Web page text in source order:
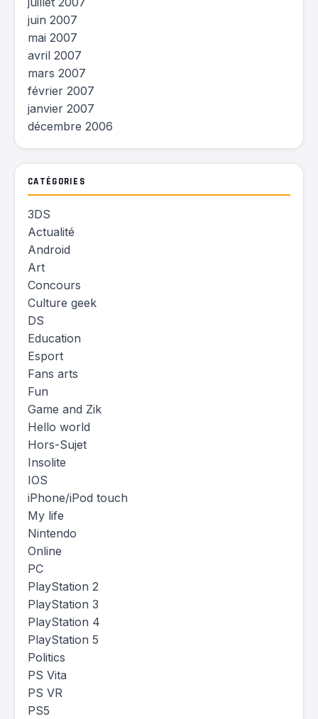
juin 2007
mai 2007
avril 2007
mars 2007
février 2007
janvier 2007
décembre 2006
CATÉGORIES
3DS
Actualité
Android
Art
Concours
Culture geek
DS
Education
Esport
Fans arts
Fun
Game and Zik
Hello world
Hors-Sujet
Insolite
IOS
iPhone/iPod touch
My life
Nintendo
Online
PC
PlayStation 2
PlayStation 3
PlayStation 4
PlayStation 5
Politics
PS Vita
PS VR
PS5